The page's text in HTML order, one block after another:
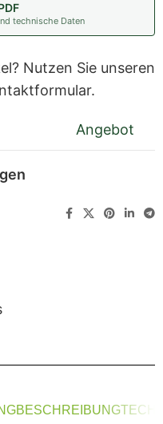
technische Daten
Nutzen Sie unseren
Angebot
BESCHREIBUNG